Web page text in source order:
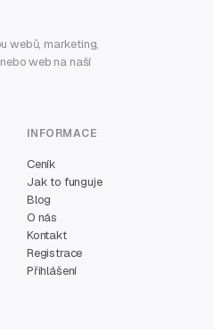
webů, marketing,
web na naší
INFORMACE
Ceník
Jak to funguje
Blog
O nás
Kontakt
Registrace
Přihlášení